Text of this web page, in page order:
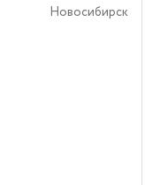
Новосибирск